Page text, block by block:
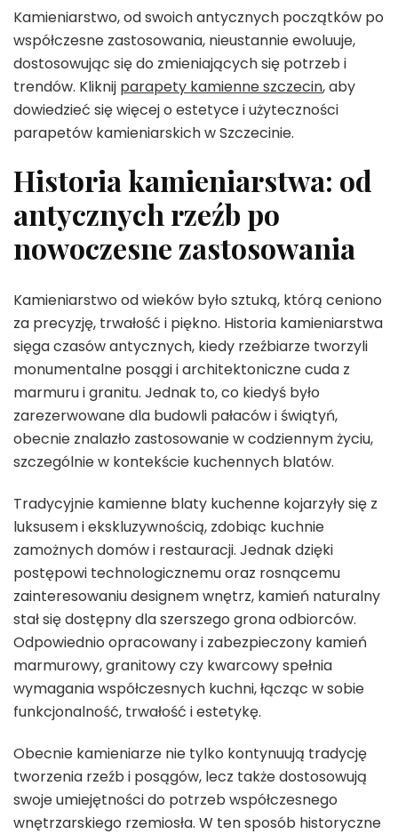
Kamieniarstwo, od swoich antycznych początków po
współczesne zastosowania, nieustannie ewoluuje,
dostosowując się do zmieniających się potrzeb i
trendów. Kliknij parapety kamienne szczecin, aby
dowiedzieć się więcej o estetyce i użyteczności
parapetów kamieniarskich w Szczecinie.
Historia kamieniarstwa: od
antycznych rzeźb po
nowoczesne zastosowania
Kamieniarstwo od wieków było sztuką, którą ceniono
za precyzję, trwałość i piękno. Historia kamieniarstwa
sięga czasów antycznych, kiedy rzeźbiarze tworzyli
monumentalne posągi i architektoniczne cuda z
marmuru i granitu. Jednak to, co kiedyś było
zarezerwowane dla budowli pałaców i świątyń,
obecnie znalazło zastosowanie w codziennym życiu,
szczególnie w kontekście kuchennych blatów.
Tradycyjnie kamienne blaty kuchenne kojarzyły się z
luksusem i ekskluzywnością, zdobiąc kuchnie
zamożnych domów i restauracji. Jednak dzięki
postępowi technologicznemu oraz rosnącemu
zainteresowaniu designem wnętrz, kamień naturalny
stał się dostępny dla szerszego grona odbiorców.
Odpowiednio opracowany i zabezpieczony kamień
marmurowy, granitowy czy kwarcowy spełnia
wymagania współczesnych kuchni, łącząc w sobie
funkcjonalność, trwałość i estetykę.
Obecnie kamieniarze nie tylko kontynuują tradycję
tworzenia rzeźb i posągów, lecz także dostosowują
swoje umiejętności do potrzeb współczesnego
wnętrzarskiego rzemiosła. W ten sposób historyczne